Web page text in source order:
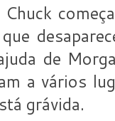
de
a vários
grávida.